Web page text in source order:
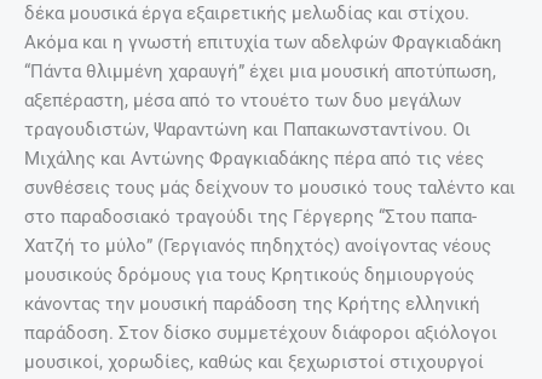
δέκα μουσικά έργα εξαιρετικής μελωδίας και στίχου.
Ακόμα και η γνωστή επιτυχία των αδελφών Φραγκιαδάκη
“Πάντα θλιμμένη χαραυγή” έχει μια μουσική αποτύπωση,
αξεπέραστη, μέσα από το ντουέτο των δυο μεγάλων
τραγουδιστών, Ψαραντώνη και Παπακωνσταντίνου. Οι
Μιχάλης και Αντώνης Φραγκιαδάκης πέρα από τις νέες
συνθέσεις τους μάς δείχνουν το μουσικό τους ταλέντο και
στο παραδοσιακό τραγούδι της Γέργερης “Στου παπα-
Χατζή το μύλο” (Γεργιανός πηδηχτός) ανοίγoντας νέους
μουσικούς δρόμους για τους Κρητικούς δημιουργούς
κάνoντας την μουσική παράδοση της Κρήτης ελληνική
παράδοση. Στον δίσκο συμμετέχουν διάφοροι αξιόλογοι
μουσικοί, χορωδίες, καθώς και ξεχωριστοί στιχουργοί